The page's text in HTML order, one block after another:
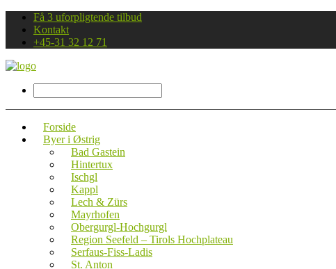
Få 3 uforpligtende tilbud
Kontakt
+45-31 32 12 71
Forside
Byer i Østrig
Bad Gastein
Hintertux
Ischgl
Kappl
Lech & Zürs
Mayrhofen
Obergurgl-Hochgurgl
Region Seefeld – Tirols Hochplateau
Serfaus-Fiss-Ladis
St. Anton